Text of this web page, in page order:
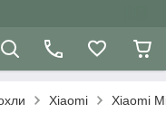
Xiaomi Xiaomi